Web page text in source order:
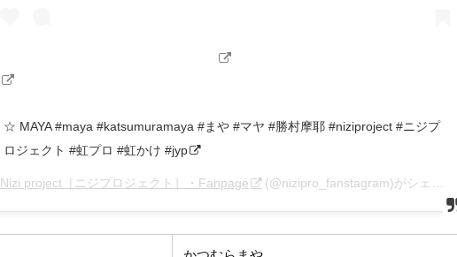
☆ MAYA #maya #katsumuramaya #まや #マヤ #勝村摩耶 #niziproject #ニジプ
ロジェクト #虹プロ #虹かけ #jyp
Nizi project［ニジプロジェクト］・Fanpage (@nizipro_fanstagram)がシェアした投稿 –